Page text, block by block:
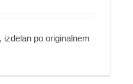
po originalnem